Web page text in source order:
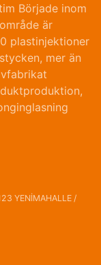
Började inom
är
plastinjektioner
mer än
YENİMAHALLE /